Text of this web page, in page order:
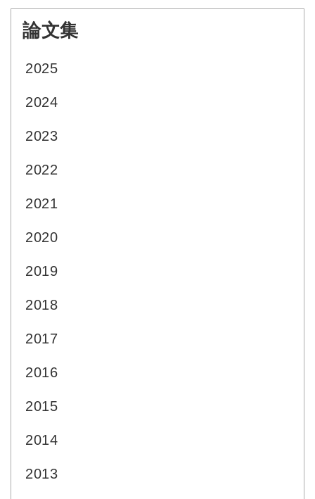
論文集
2025
2024
2023
2022
2021
2020
2019
2018
2017
2016
2015
2014
2013